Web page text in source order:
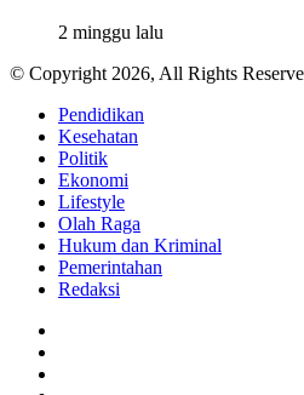
2 minggu lalu
© Copyright 2026, All Rights
Pendidikan
Kesehatan
Politik
Ekonomi
Lifestyle
Olah Raga
Hukum dan Kriminal
Pemerintahan
Redaksi